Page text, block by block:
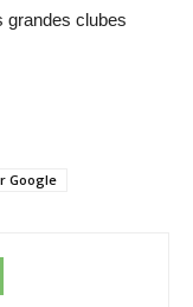
grandes clubes
Google